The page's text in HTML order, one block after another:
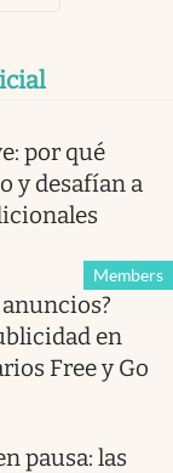
por qué
y desafían a
Members
anuncios?
en
Free y Go
pausa: las